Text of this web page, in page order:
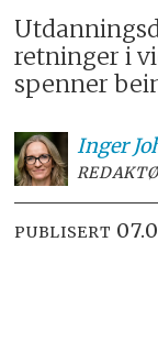
retninger i
spenner
Inger
PUBLISERT